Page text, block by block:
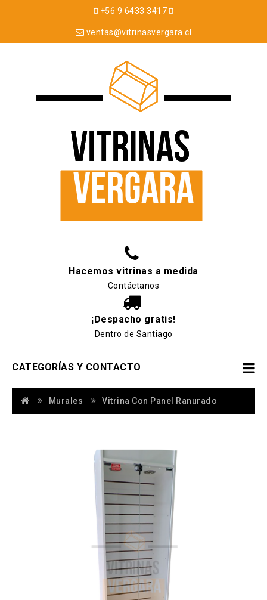
+56 9 6433 3417
ventas@vitrinasvergara.cl
Hacemos vitrinas a medida
Contáctanos
¡Despacho gratis!
Dentro de Santiago
CATEGORÍAS Y CONTACTO
Murales Vitrina Con Panel Ranurado